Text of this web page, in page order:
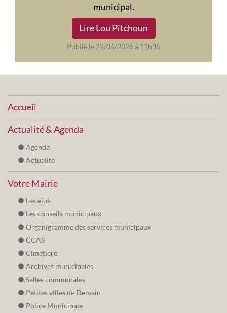
municipal.
Lire Lou Pitchoun
Publié le 22/06/2026 à 11h35
Accueil
Actualité & Agenda
Agenda
Actualité
Votre Mairie
Les élus
Les conseils municipaux
Organigramme des services municipaux
CCAS
Cimetière
Archives municipales
Salles communales
Petites villes de Demain
Police Municipale